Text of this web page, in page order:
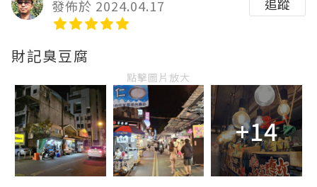
發佈於 2024.04.17
追蹤
財記臭豆腐
點擊圖片放大
+14